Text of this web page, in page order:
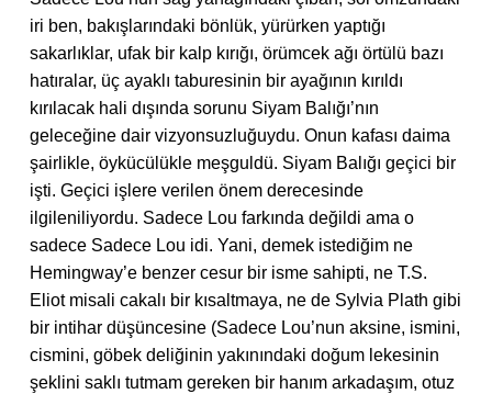
iri ben, bakışlarındaki bönlük, yürürken yaptığı
sakarlıklar, ufak bir kalp kırığı, örümcek ağı örtülü bazı
hatıralar, üç ayaklı taburesinin bir ayağının kırıldı
kırılacak hali dışında sorunu Siyam Balığı’nın
geleceğine dair vizyonsuzluğuydu. Onun kafası daima
şairlikle, öykücülükle meşguldü. Siyam Balığı geçici bir
işti. Geçici işlere verilen önem derecesinde
ilgileniliyordu. Sadece Lou farkında değildi ama o
sadece Sadece Lou idi. Yani, demek istediğim ne
Hemingway’e benzer cesur bir isme sahipti, ne T.S.
Eliot misali cakalı bir kısaltmaya, ne de Sylvia Plath gibi
bir intihar düşüncesine (Sadece Lou’nun aksine, ismini,
cismini, göbek deliğinin yakınındaki doğum lekesinin
şeklini saklı tutmam gereken bir hanım arkadaşım, otuz